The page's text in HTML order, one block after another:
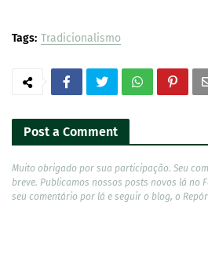
Tags: Tradicionalismo
Post a Comment
Muito obrigado por sua participação. Seu
breve. Publicamos nossos posts novos lá no
seu comentário por lá e seguir o blog, o